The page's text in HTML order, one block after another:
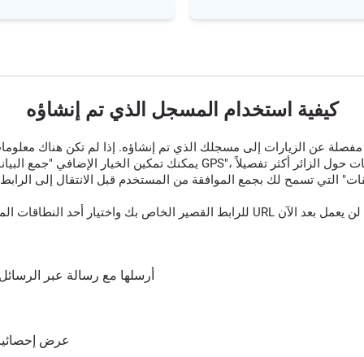
كيفية استخدام المسجل الذي تم إنشاؤه
التي تسمح لك بجمع الموافقة من المستخدم قبل الانتقال إلى
أرسلها مع رسالة عبر
عرض